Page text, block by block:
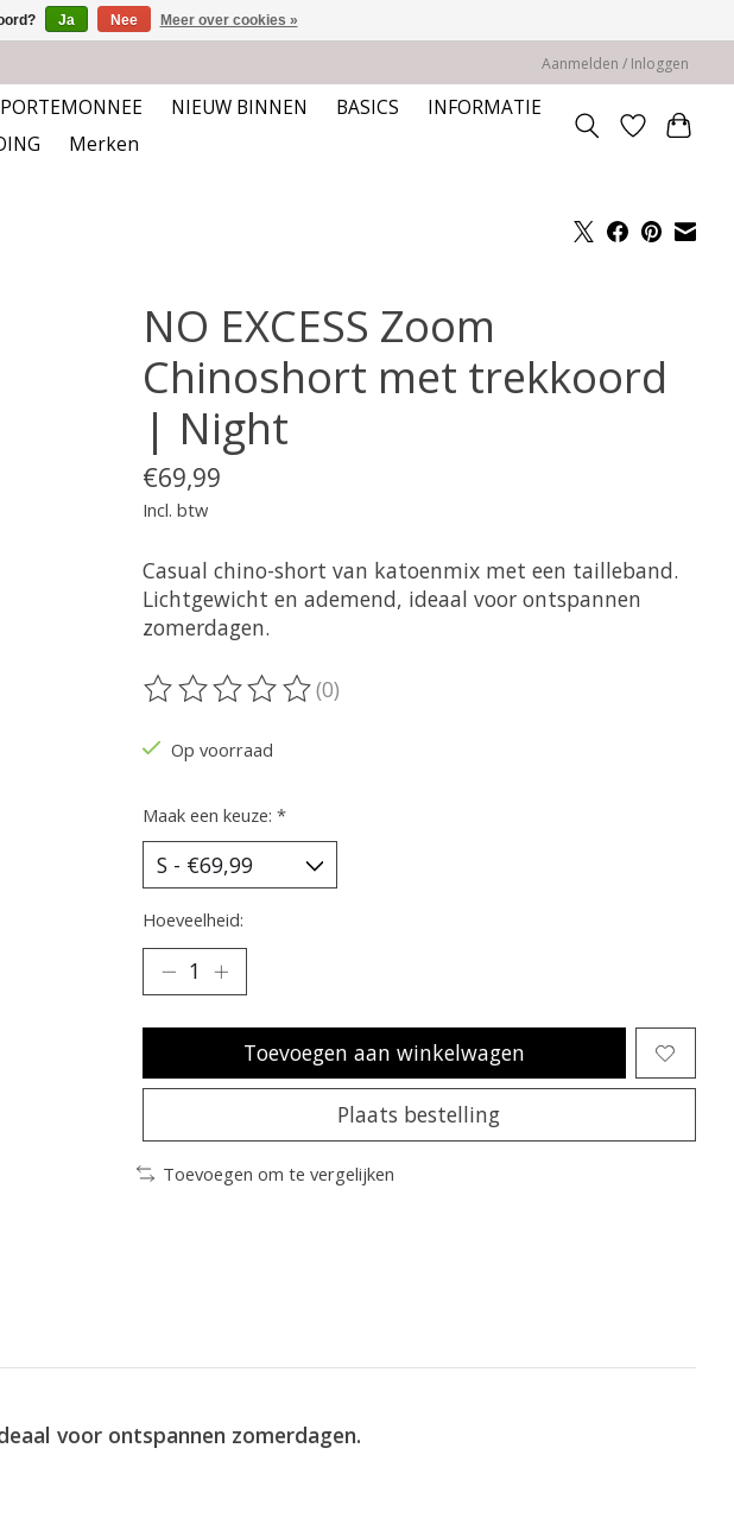
Aanmelden / Inloggen
NIEUW BINNEN BASICS
INFORMATIE
Merken
NO EXCESS Zoom
Chinoshort met trekkoord
| Night
€69,99
Incl. btw
Casual chino-short van katoenmix met een tailleband.
Lichtgewicht en ademend, ideaal voor ontspannen
zomerdagen.
De beoordeling van dit product is
(0)
Op voorraad
Maak een keuze: *
Hoeveelheid:
Toevoegen aan winkelwagen
Plaats bestelling
Toevoegen om te vergelijken
voor ontspannen zomerdagen.
Ja Nee Meer over cookies »